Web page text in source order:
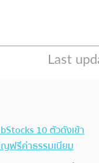
10 ตัวดังเข้า
ฟรีค่าธรรมเนียม